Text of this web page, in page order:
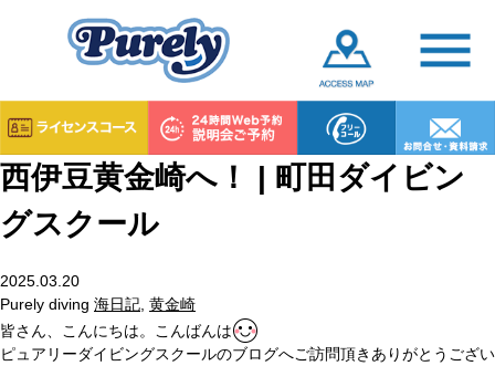
西伊豆黄金崎へ！ | 町田ダイビン
グスクール
2025.03.20
Purely diving 海日記 黄金崎
皆さん、こんにちは。こんばんは
ピュアリーダイビングスクールのブログへご訪問頂きありがとうござい